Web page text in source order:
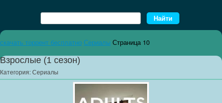
скачать торрент бесплатно Сериалы Страница 10
Взрослые (1 сезон)
Категория:Сериалы